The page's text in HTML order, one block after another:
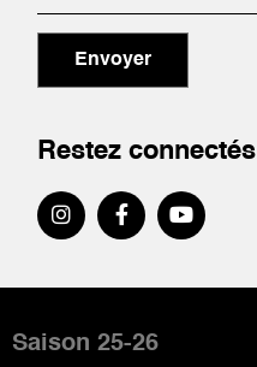
Envoyer
Restez connectés
de
Saison 25-26